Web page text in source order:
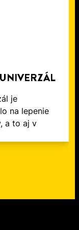
je
na lepenie
a to aj v